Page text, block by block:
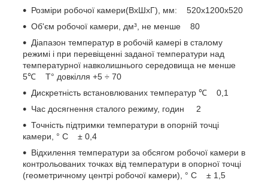
Розміри робочої камери(ВхШхГ), мм: 520х1200х520
Об'єм робочої камери, дм³, не менше 80
Діапазон температур в робочій камері в сталому
режимі і при перевіщенні заданої температури над
температурної навколишнього середовища не менше
5℃ Т° довкілля +5 ÷ 70
Дискретність встановлюваних температур ℃ 0,1
Час досягнення сталого режиму, годин 2
Точність підтримки температури в опорній точці
камери, ° С ± 0,4
Відхилення температури за обсягом робочої камери в
контрольованих точках від температури в опорної точці
(геометричному центрі робочої камери), ° С ± 1,5